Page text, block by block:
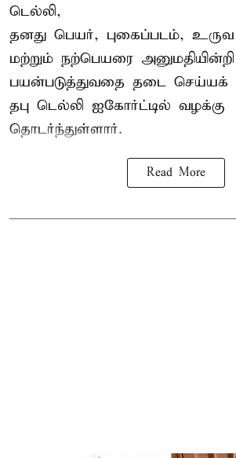
டெல்லி,
தனது பெயர், புகைப்படம்,
மற்றும் நற்பெயரை
பயன்படுத்துவதை தடை செய்யக்
தபு டெல்லி ஐகோர்ட்டில் வழக்கு
தொடர்ந்துள்ளார்.
Read More